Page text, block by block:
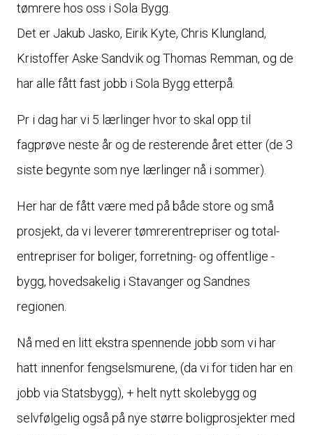
tømrere hos oss i Sola Bygg.
Det er Jakub Jasko, Eirik Kyte, Chris Klungland,
Kristoffer Aske Sandvik og Thomas Remman, og de
har alle fått fast jobb i Sola Bygg etterpå.
Pr i dag har vi 5 lærlinger hvor to skal opp til
fagprøve neste år og de resterende året etter (de 3
siste begynte som nye lærlinger nå i sommer).
Her har de fått være med på både store og små
prosjekt, da vi leverer tømrer­entrepriser og total­
entrepriser for boliger, forretning- og offentlige ­
bygg, hovedsakelig i Stavanger og Sandnes
regionen.
Nå med en litt ekstra spennende jobb som vi har
hatt innenfor fengselsmurene, (da vi for tiden har en
jobb via Statsbygg), + helt nytt skolebygg og
selvfølgelig også på nye større boligprosjekter med